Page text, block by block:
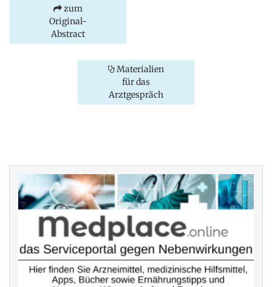
zum
Original-
Abstract
Materialien
für das
Arztgespräch